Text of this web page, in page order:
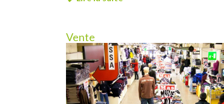
Vente